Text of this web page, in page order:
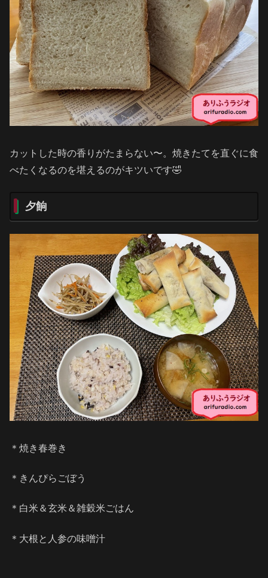
カットした時の香りがたまらない〜。焼きたてを直ぐに食
べたくなるのを堪えるのがキツいです🤣
夕餉
＊焼き春巻き
＊きんぴらごぼう
＊白米＆玄米＆雑穀米ごはん
＊大根と人参の味噌汁